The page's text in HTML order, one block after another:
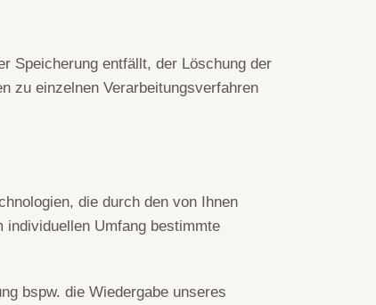
Speicherung entfällt, der Löschung der
zu einzelnen Verarbeitungsverfahren
die durch den von Ihnen
Umfang bestimmte
bspw. die Wiedergabe unseres